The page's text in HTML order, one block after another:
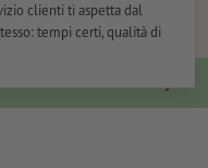
clienti ti aspetta dal
tempi certi, qualità di